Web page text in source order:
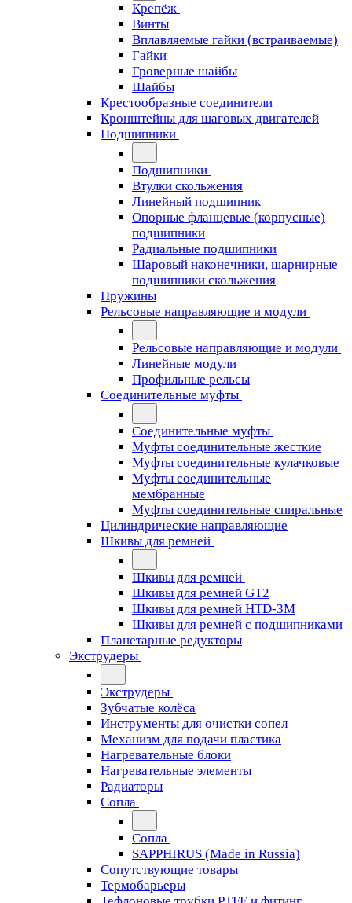
Крепёж
Винты
Вплавляемые гайки (встраиваемые)
Гайки
Гроверные шайбы
Шайбы
Крестообразные соединители
Кронштейны для шаговых двигателей
Подшипники
Подшипники
Втулки скольжения
Линейный подшипник
Опорные фланцевые (корпусные)
подшипники
Радиальные подшипники
Шаровый наконечники, шарнирные
подшипники скольжения
Пружины
Рельсовые направляющие и модули
Рельсовые направляющие и модули
Линейные модули
Профильные рельсы
Соединительные муфты
Соединительные муфты
Муфты соединительные жесткие
Муфты соединительные кулачковые
Муфты соединительные
мембранные
Муфты соединительные спиральные
Цилиндрические направляющие
Шкивы для ремней
Шкивы для ремней
Шкивы для ремней GT2
Шкивы для ремней HTD-3M
Шкивы для ремней с подшипниками
Планетарные редукторы
Экструдеры
Экструдеры
Зубчатые колёса
Инструменты для очистки сопел
Механизм для подачи пластика
Нагревательные блоки
Нагревательные элементы
Радиаторы
Сопла
Сопла
SAPPHIRUS (Made in Russia)
Сопутствующие товары
Термобарьеры